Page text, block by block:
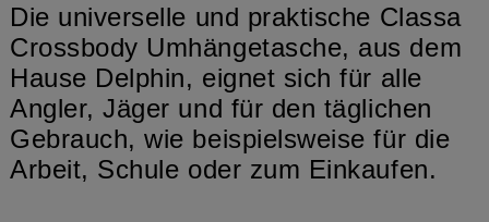
Die universelle und praktische Classa
Crossbody Umhängetasche, aus dem
Hause Delphin, eignet sich für alle
Angler, Jäger und für den täglichen
Gebrauch, wie beispielsweise für die
Arbeit, Schule oder zum Einkaufen.